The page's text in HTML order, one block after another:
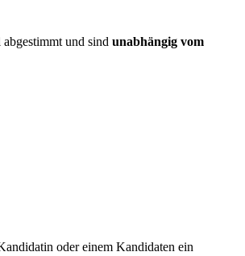
und sind unabhängig vom
oder einem Kandidaten ein